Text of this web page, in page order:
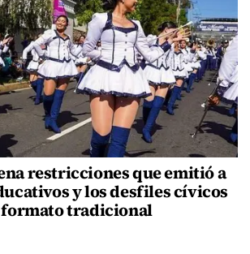
restricciones que emitió a
y los desfiles cívicos
formato tradicional